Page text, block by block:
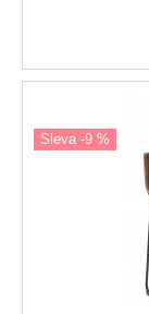
Sleva -9 %